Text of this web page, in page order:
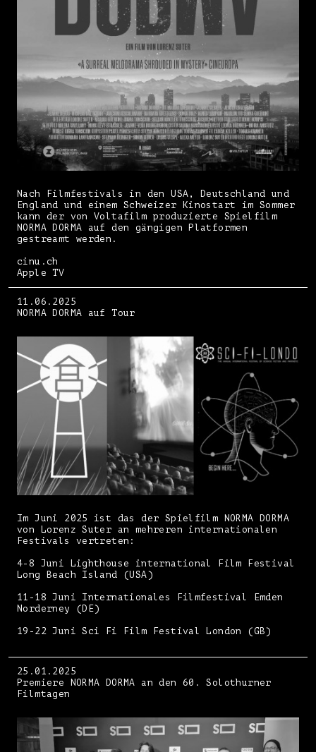
Nach Filmfestivals in den USA, Deutschland und
England und einem Schweizer Kinostart im Sommer
kann der von Voltafilm produzierte Spielfilm
NORMA DORMA auf den gängigen Platformen
gestreamt werden.
cinu.ch
Apple TV
11.06.2025
NORMA DORMA auf Tour
Im Juni 2025 ist das der Spielfilm NORMA DORMA
von Lorenz Suter an mehreren internationalen
Festivals vertreten:
4-8 Juni Lighthouse international Film Festival
Long Beach Island (USA)
11-18 Juni Internationales Filmfestival Emden
Norderney (DE)
19-22 Juni Sci Fi Film Festival London (GB)
25.01.2025
Premiere NORMA DORMA an den 60. Solothurner
Filmtagen